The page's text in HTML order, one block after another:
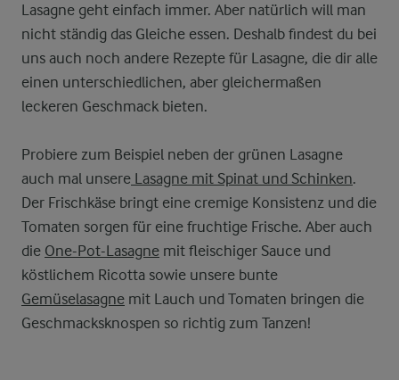
Lasagne geht einfach immer. Aber natürlich will man
nicht ständig das Gleiche essen. Deshalb findest du bei
uns auch noch andere Rezepte für Lasagne, die dir alle
einen unterschiedlichen, aber gleichermaßen
leckeren Geschmack bieten.
Probiere zum Beispiel neben der grünen Lasagne
auch mal unsere Lasagne mit Spinat und Schinken.
Der Frischkäse bringt eine cremige Konsistenz und die
Tomaten sorgen für eine fruchtige Frische. Aber auch
die One-Pot-Lasagne mit fleischiger Sauce und
köstlichem Ricotta sowie unsere bunte
Gemüselasagne mit Lauch und Tomaten bringen die
Geschmacksknospen so richtig zum Tanzen!